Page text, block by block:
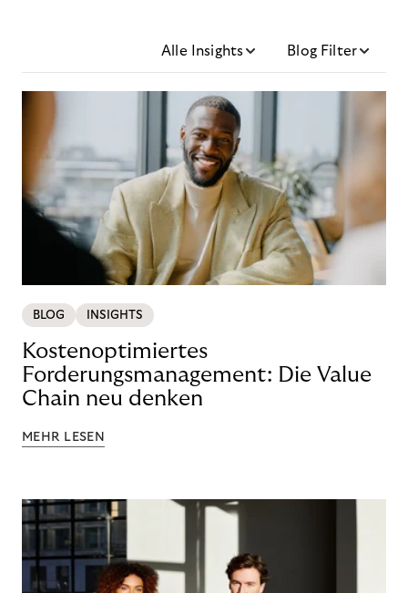
Alle Insights Blog Filter
BLOG INSIGHTS
Kostenoptimiertes
Forderungsmanagement: Die Value
Chain neu denken
MEHR LESEN